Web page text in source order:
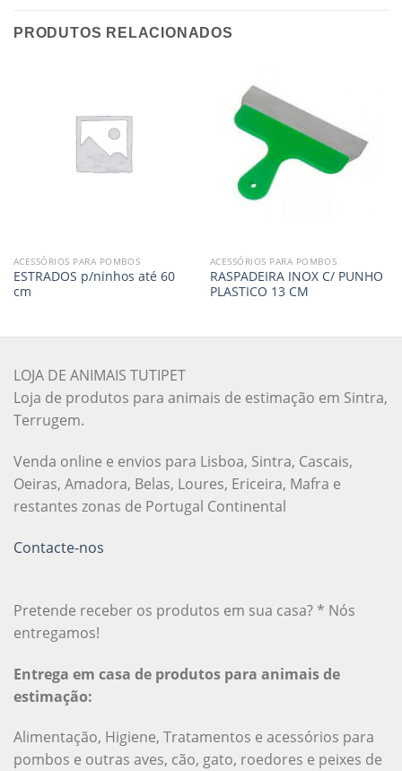
PRODUTOS RELACIONADOS
ACESSÓRIOS PARA POMBOS
ESTRADOS p/ninhos até 60
cm
ACESSÓRIOS PARA POMBOS
RASPADEIRA INOX C/ PUNHO
PLASTICO 13 CM
LOJA DE ANIMAIS TUTIPET
Loja de produtos para animais de estimação em Sintra,
Terrugem.
Venda online e envios para Lisboa, Sintra, Cascais,
Oeiras, Amadora, Belas, Loures, Ericeira, Mafra e
restantes zonas de Portugal Continental
Contacte-nos
Pretende receber os produtos em sua casa? * Nós
entregamos!
Entrega em casa de produtos para animais de
estimação:
Alimentação, Higiene, Tratamentos e acessórios para
pombos e outras aves, cão, gato, roedores e peixes de